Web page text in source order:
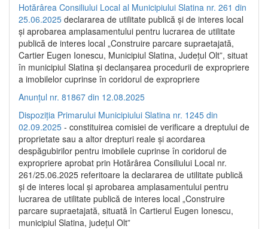
Hotărârea Consiliului Local al Municipiului Slatina nr. 261 din
25.06.2025 declararea de utilitate publică și de interes local
și aprobarea amplasamentului pentru lucrarea de utilitate
publică de interes local „Construire parcare supraetajată,
Cartier Eugen Ionescu, Municipiul Slatina, Județul Olt”, situat
în municipiul Slatina și declanșarea procedurii de expropriere
a imobilelor cuprinse în coridorul de expropriere
Anunțul nr. 81867 din 12.08.2025
Dispoziția Primarului Municipiului Slatina nr. 1245 din
02.09.2025 - constituirea comisiei de verificare a dreptului de
proprietate sau a altor drepturi reale și acordarea
despăgubirilor pentru imobilele cuprinse în coridorul de
expropriere aprobat prin Hotărârea Consiliului Local nr.
261/25.06.2025 referitoare la declararea de utilitate publică
și de interes local și aprobarea amplasamentului pentru
lucrarea de utilitate publică de interes local „Construire
parcare supraetajată, situată în Cartierul Eugen Ionescu,
municipiul Slatina, județul Olt”